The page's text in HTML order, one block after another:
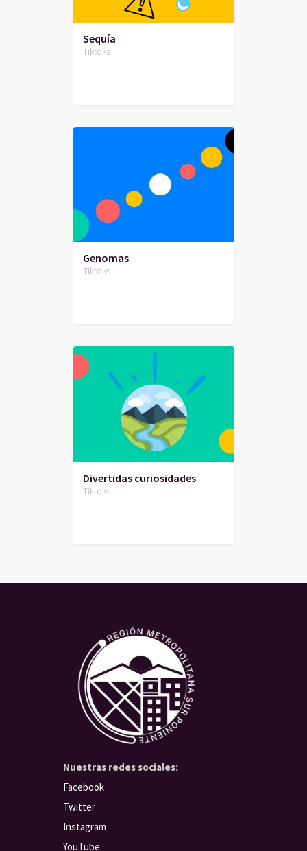
Sequía
Tiktoks
Genomas
Tiktoks
Divertidas curiosidades
Tiktoks
Nuestras redes sociales:
Facebook
Twitter
Instagram
YouTube